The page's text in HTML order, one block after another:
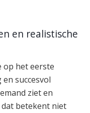
en realistische
op het eerste
succesvol
ziet en
dat betekent niet